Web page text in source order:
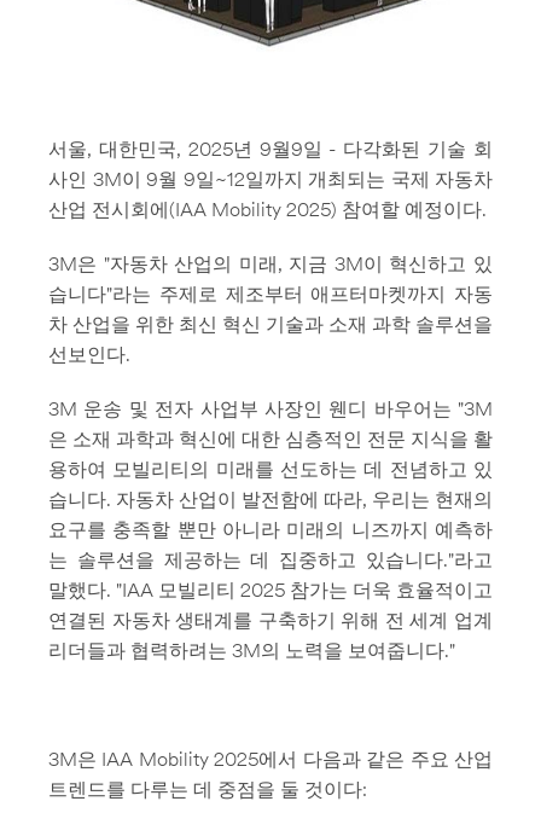
서울, 대한민국, 2025년 9월9일 - 다각화된 기술 회
사인 3M이 9월 9일~12일까지 개최되는 국제 자동차
산업 전시회에(IAA Mobility 2025) 참여할 예정이다.
3M은 "자동차 산업의 미래, 지금 3M이 혁신하고 있
습니다"라는 주제로 제조부터 애프터마켓까지 자동
차 산업을 위한 최신 혁신 기술과 소재 과학 솔루션을
선보인다.
3M 운송 및 전자 사업부 사장인 웬디 바우어는 "3M
은 소재 과학과 혁신에 대한 심층적인 전문 지식을 활
용하여 모빌리티의 미래를 선도하는 데 전념하고 있
습니다. 자동차 산업이 발전함에 따라, 우리는 현재의
요구를 충족할 뿐만 아니라 미래의 니즈까지 예측하
는 솔루션을 제공하는 데 집중하고 있습니다."라고
말했다. "IAA 모빌리티 2025 참가는 더욱 효율적이고
연결된 자동차 생태계를 구축하기 위해 전 세계 업계
리더들과 협력하려는 3M의 노력을 보여줍니다."
3M은 IAA Mobility 2025에서 다음과 같은 주요 산업
트렌드를 다루는 데 중점을 둘 것이다: